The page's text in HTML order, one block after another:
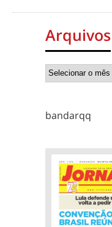
Arquivos
bandarqq